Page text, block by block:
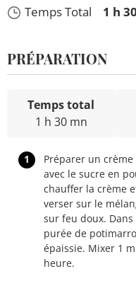
Temps Total
1 h
PRÉPARATION
Temps total
1 h 30 mn
1 Préparer un crème
avec le sucre en
chauffer la crème
verser sur le
sur feu doux.
purée de
épaissie. Mixer 1
heure.